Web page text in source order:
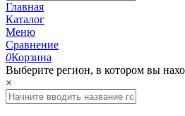
Главная
Каталог
Меню
Сравнение
0Корзина
Выберите регион, в котором вы
×